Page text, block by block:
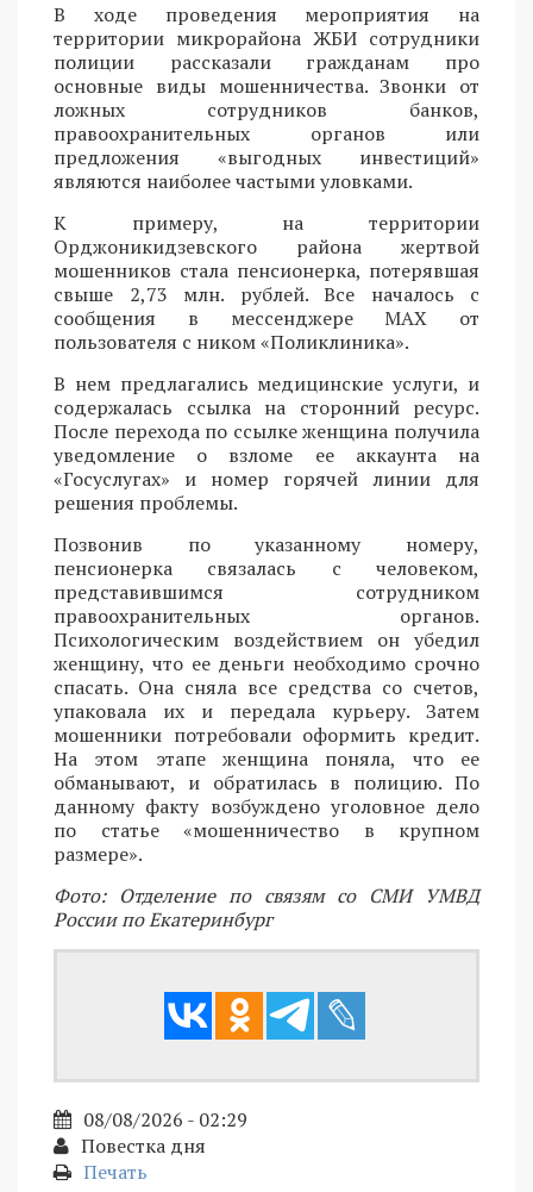
В ходе проведения мероприятия на
территории микрорайона ЖБИ сотрудники
полиции рассказали гражданам про
основные виды мошенничества. Звонки от
ложных сотрудников банков,
правоохранительных органов или
предложения «выгодных инвестиций»
являются наиболее частыми уловками.
К примеру, на территории
Орджоникидзевского района жертвой
мошенников стала пенсионерка, потерявшая
свыше 2,73 млн. рублей. Все началось с
сообщения в мессенджере MAX от
пользователя с ником «Поликлиника».
В нем предлагались медицинские услуги, и
содержалась ссылка на сторонний ресурс.
После перехода по ссылке женщина получила
уведомление о взломе ее аккаунта на
«Госуслугах» и номер горячей линии для
решения проблемы.
Позвонив по указанному номеру,
пенсионерка связалась с человеком,
представившимся сотрудником
правоохранительных органов.
Психологическим воздействием он убедил
женщину, что ее деньги необходимо срочно
спасать. Она сняла все средства со счетов,
упаковала их и передала курьеру. Затем
мошенники потребовали оформить кредит.
На этом этапе женщина поняла, что ее
обманывают, и обратилась в полицию. По
данному факту возбуждено уголовное дело
по статье «мошенничество в крупном
размере».
Фото: Отделение по связям со СМИ УМВД
России по Екатеринбург
08/08/2026 - 02:29
Повестка дня
Печать